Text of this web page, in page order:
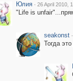
Юлия · 26 April 2010,
"Life is
seakonst ·
Тогда